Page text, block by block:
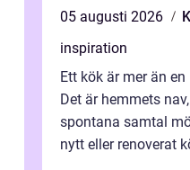
05 augusti 2026
inspiration
Ett kök är mer än
Det är hemmets
spontana samtal
nytt eller renoverat